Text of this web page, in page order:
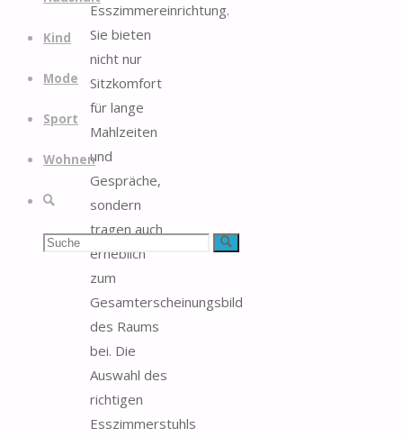
Kind
Mode
Sport
Wohnen
Suche
Suchen Suche
Esszimmereinrichtung.
Sie bieten
nicht nur
Sitzkomfort
für lange
Mahlzeiten
und
Gespräche,
sondern
tragen auch
erheblich
zum
Gesamterscheinungsbild
des Raums
bei. Die
Auswahl des
richtigen
Esszimmerstuhls